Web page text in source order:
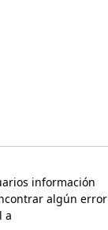
información
algún error
a